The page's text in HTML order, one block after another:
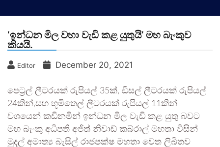
‘ඉන්ධන මිල වහා වැඩි කළ යුතුයි’ මහ බැංකුව
කියයි.
Editor December 20, 2021
පෙට්‍රල් ලීටරයක් රුපියල් 35ක්, ඩීසල් ලීටරයක් රුපියල්
24කින්,සහ භූමිතෙල් ලීටරයක් රුපියල් 11කින්
වශයෙන් කඩිනමින් ඉන්ධන මිල වැඩි කළ යුතු බවට
මහ බැංකු අධිපති අජිත් නිවාඩ් කබ්රාල් මහතා විසින්
මුදල් අමාත්‍ය බැසිල් රාජපක්ෂ මහතා වෙත ලිඛිතව